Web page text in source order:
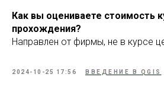
Как вы оцениваете стоимость
прохождения?
Направлен от фирмы, не в курсе
2024-10-25 17:56 ВВЕДЕНИЕ В QGIS